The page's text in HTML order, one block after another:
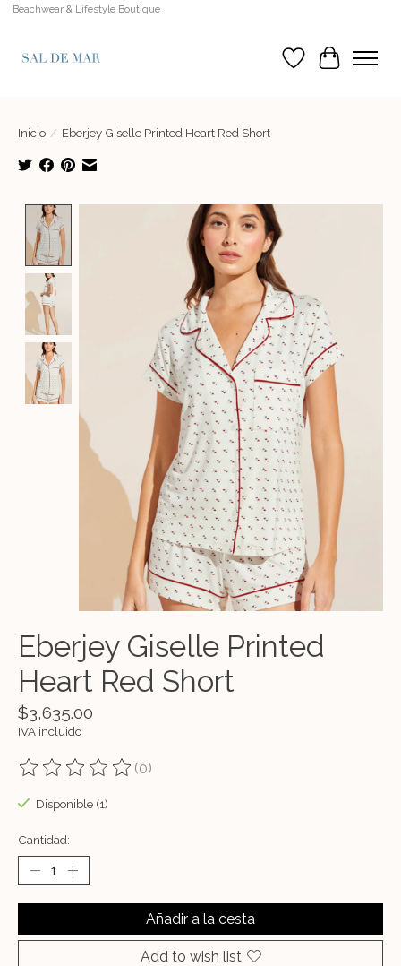
Beachwear & Lifestyle Boutique
Lista de deseos
Cesta
Inicio / Eberjey Giselle Printed Heart Red Short
Product image slideshow Items
Eberjey Giselle Printed
Heart Red Short
$3,635.00
IVA incluido
The rating of this product is
(0)
Disponible (1)
Cantidad:
Añadir a la cesta
Add to wish list